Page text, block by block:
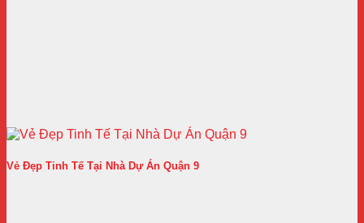
Vẻ Đẹp Tinh Tế Tại Nhà Dự Án Quận 9